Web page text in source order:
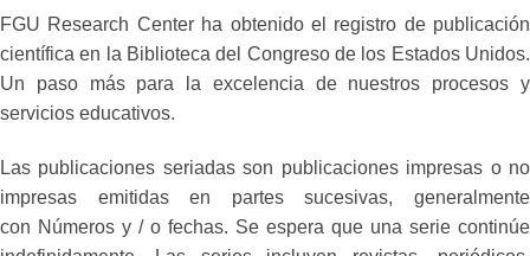
FGU Research Center ha obtenido el registro de publicación
científica en la Biblioteca del Congreso de los Estados Unidos.
Un paso más para la excelencia de nuestros procesos y
servicios educativos.
Las publicaciones seriadas son publicaciones impresas o no
impresas emitidas en partes sucesivas, generalmente
con Números y / o fechas. Se espera que una serie continúe